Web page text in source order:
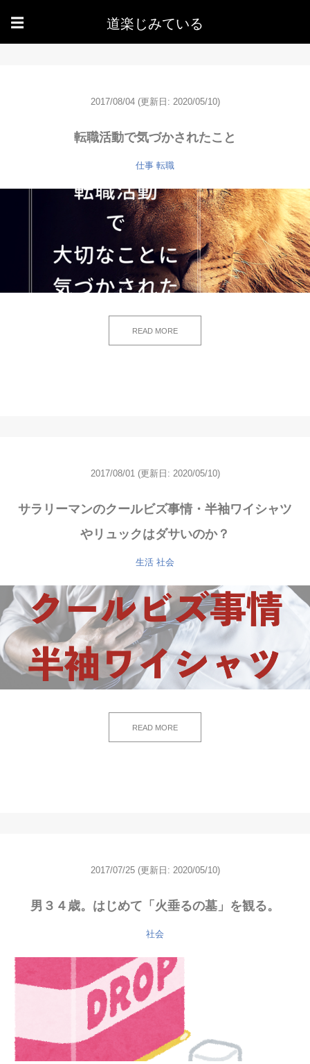
☰ 道楽じみている
2017/08/04 (更新日: 2020/05/10)
転職活動で気づかされたこと
仕事 転職
READ MORE
2017/08/01 (更新日: 2020/05/10)
サラリーマンのクールビズ事情・半袖ワイシャツ
やリュックはダサいのか？
生活 社会
READ MORE
2017/07/25 (更新日: 2020/05/10)
男３４歳。はじめて「火垂るの墓」を観る。
社会